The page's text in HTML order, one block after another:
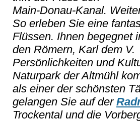
Main-Donau-Kanal.
So erleben Sie eine
Flüssen. Ihnen begegnet
den Römern, Karl dem
Persönlichkeiten und
Naturpark der Altmühl
als einer der schönsten
gelangen Sie auf der
Trockental und die